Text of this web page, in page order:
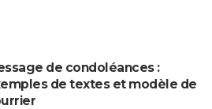
de condoléances :
de textes et modèle de